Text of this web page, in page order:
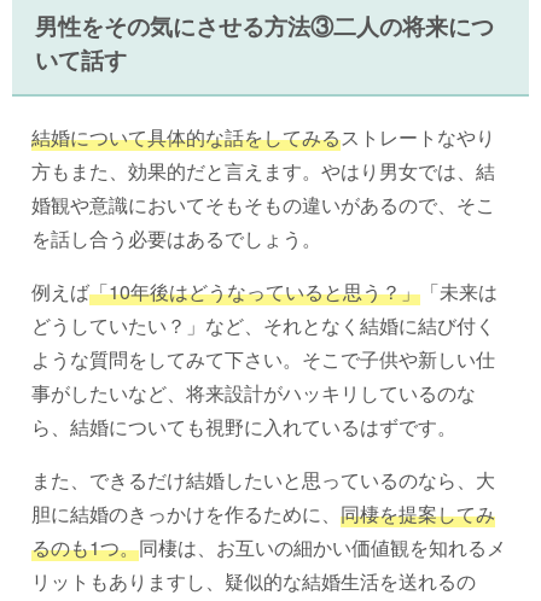
男性をその気にさせる方法③二人の将来につ
いて話す
結婚について具体的な話をしてみるストレートなやり
方もまた、効果的だと言えます。やはり男女では、結
婚観や意識においてそもそもの違いがあるので、そこ
を話し合う必要はあるでしょう。
例えば「10年後はどうなっていると思う？」 「未来は
どうしていたい？」など、それとなく結婚に結び付く
ような質問をしてみて下さい。そこで子供や新しい仕
事がしたいなど、将来設計がハッキリしているのな
ら、結婚についても視野に入れているはずです。
また、できるだけ結婚したいと思っているのなら、大
胆に結婚のきっかけを作るために、 同棲を提案してみ
るのも1つ。同棲は、お互いの細かい価値観を知れるメ
リットもありますし、疑似的な結婚生活を送れるの